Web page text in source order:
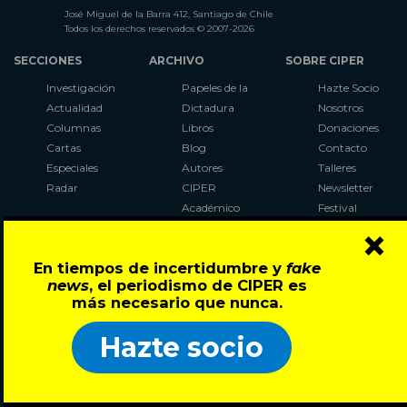
En tiempos de incertidumbre y fake
news, el periodismo de CIPER es
más necesario que nunca.
Hazte socio
×
José Miguel de la Barra 412, Santiago de Chile
Todos los derechos reservados © 2007-2026
SECCIONES
Investigación
Actualidad
Columnas
Cartas
Especiales
Radar
ARCHIVO
Papeles de la
Dictadura
Libros
Blog
Autores
CIPER
Académico
Al Plebiscito
con CIPER
SOBRE CIPER
Hazte Socio
Nosotros
Donaciones
Contacto
Talleres
Newsletter
Festival